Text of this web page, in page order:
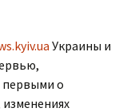
Украины и
первыми о